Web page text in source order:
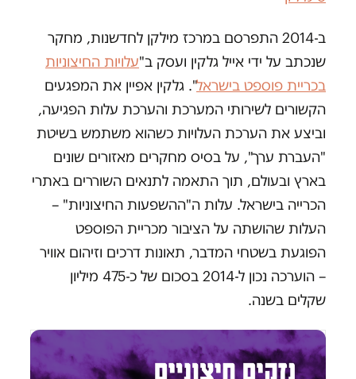
ב-2014 התפרסם במרכז מילקן לחדשנות, מחקר
שנכתב על ידי אייל גלקין ועסק ב"עלויות החיצוניות
בכריית פוספט בישראל". גלקין אפיין את המפגעים
הקשורים לשירותי המערכת והערכת עלות הפגיעה,
וביצע את הערכת העלויות כשהוא משתמש בשיטת
"העברת ערך", על בסיס מחקרים מאזורים שונים
בארץ ובעולם, תוך התאמה לתנאים השוררים באתרי
הכרייה בישראל. עלות ה"ההשפעות החיצוניות" –
העלות שהושתה על הציבור מכריית הפוספט
הפוגעת בשטחי המדבר, תאונות דרכים וזיהום אוויר
– הוערכה נכון ל-2014 בסכום של כ-475 מיליון
שקלים בשנה.